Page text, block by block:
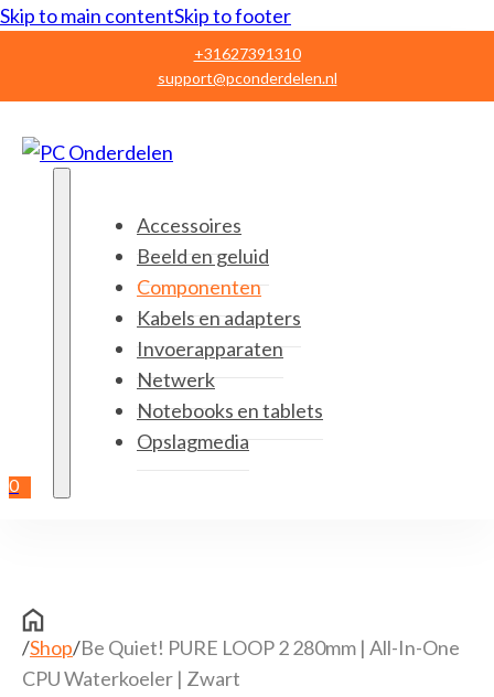
Skip to main contentSkip to footer
+31627391310
support@pconderdelen.nl
0
Accessoires
Beeld en geluid
Componenten
Kabels en adapters
Invoerapparaten
Netwerk
Notebooks en tablets
Opslagmedia
/Shop/Be Quiet! PURE LOOP 2 280mm | All-In-One
CPU Waterkoeler | Zwart